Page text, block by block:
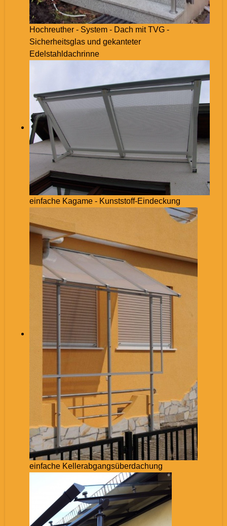
Hochreuther - System - Dach mit TVG -
Sicherheitsglas und gekanteter
Edelstahldachrinne
einfache Kagame - Kunststoff-Eindeckung
einfache Kellerabgangsüberdachung